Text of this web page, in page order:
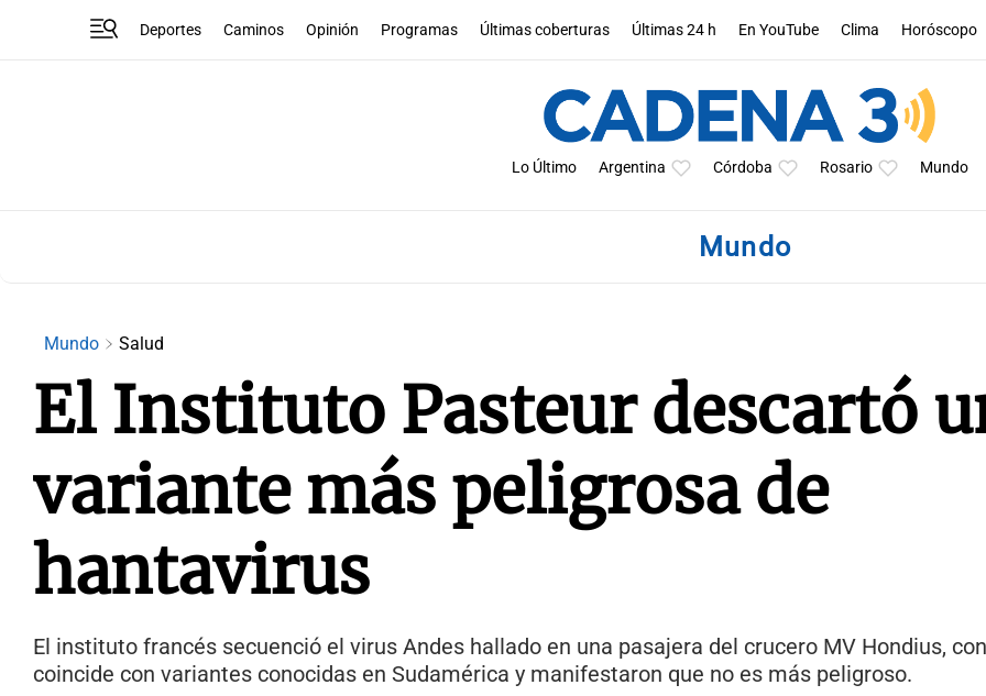
Deportes Caminos Opinión Programas Últimas coberturas Últimas 24 h En YouTube Clima Horóscopo
Lo Último Argentina Córdoba Rosario Mundo
Mundo
Mundo Salud
El Instituto Pasteur descartó
variante más peligrosa de
hantavirus
El instituto francés secuenció el virus Andes hallado en una pasajera del crucero MV Hondius,
coincide con variantes conocidas en Sudamérica y manifestaron que no es más peligroso.